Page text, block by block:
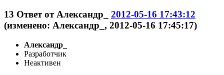
13 Ответ отАлександр_
2012-05-16 17:43:12
(изменено: Александр_, 2012-05-16 17:45:17)
Александр_
Разработчик
Неактивен